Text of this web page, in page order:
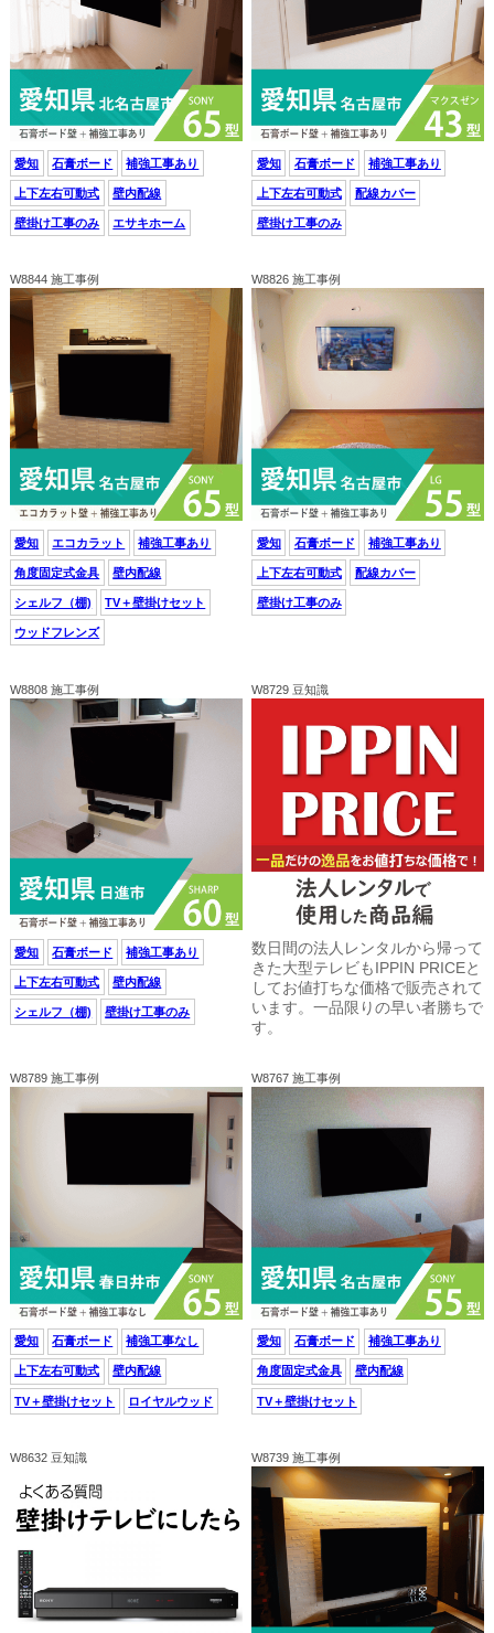
愛知 石膏ボード 補強工事あり
上下左右可動式 壁内配線
壁掛け工事のみ エサキホーム
愛知 石膏ボード 補強工事あり
上下左右可動式 配線カバー
壁掛け工事のみ
W8844 施工事例
愛知 エコカラット 補強工事あり
角度固定式金具 壁内配線
シェルフ（棚) TV＋壁掛けセット
ウッドフレンズ
W8826 施工事例
愛知 石膏ボード 補強工事あり
上下左右可動式 配線カバー
壁掛け工事のみ
W8808 施工事例
愛知 石膏ボード 補強工事あり
上下左右可動式 壁内配線
シェルフ（棚) 壁掛け工事のみ
W8729 豆知識
数日間の法人レンタルから帰って
きた大型テレビもIPPIN PRICEと
してお値打ちな価格で販売されて
います。一品限りの早い者勝ちで
す。
W8789 施工事例
愛知 石膏ボード 補強工事なし
上下左右可動式 壁内配線
TV＋壁掛けセット ロイヤルウッド
W8767 施工事例
愛知 石膏ボード 補強工事あり
角度固定式金具 壁内配線
TV＋壁掛けセット
W8632 豆知識 W8739 施工事例